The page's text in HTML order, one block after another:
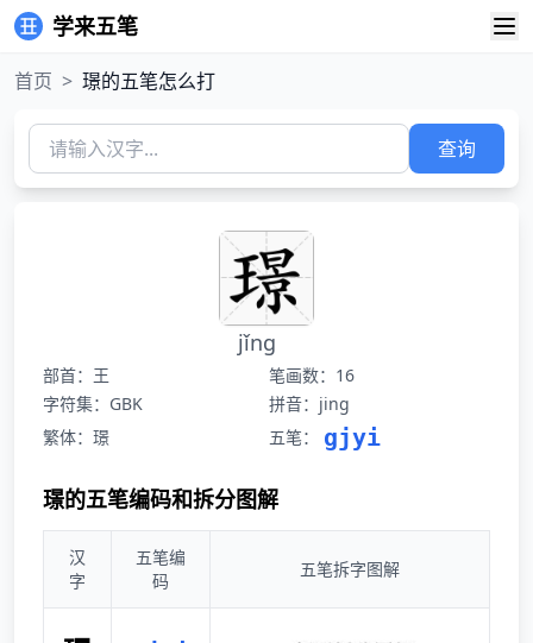
学来五笔
首页 > 璟的五笔怎么打
查询
jǐng
部首：王
笔画数：16
字符集：GBK
拼音：jing
繁体：璟
五笔： gjyi
璟的五笔编码和拆分图解
汉
字
五笔编
码
五笔拆字图解